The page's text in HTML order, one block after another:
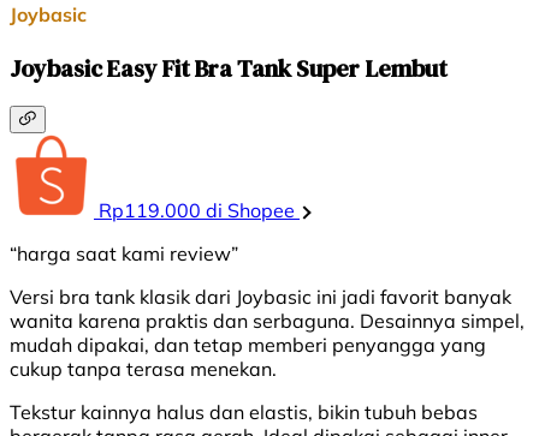
Joybasic
Joybasic Easy Fit Bra Tank Super Lembut
Rp119.000 di Shopee
“harga saat kami review”
Versi bra tank klasik dari Joybasic ini jadi favorit banyak
wanita karena praktis dan serbaguna. Desainnya simpel,
mudah dipakai, dan tetap memberi penyangga yang
cukup tanpa terasa menekan.
Tekstur kainnya halus dan elastis, bikin tubuh bebas